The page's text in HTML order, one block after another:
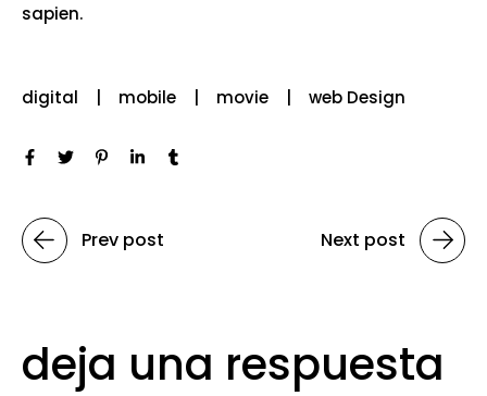
sapien.
digital mobile movie web Design
Prev post Next post
deja una respuesta